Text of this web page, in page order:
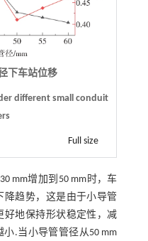
下车站位移
different small conduit
Full size
mm增加到50 mm时，车
降趋势，这是由于小导管
好地保持形状稳定性，减
.当小导管管径从50 mm